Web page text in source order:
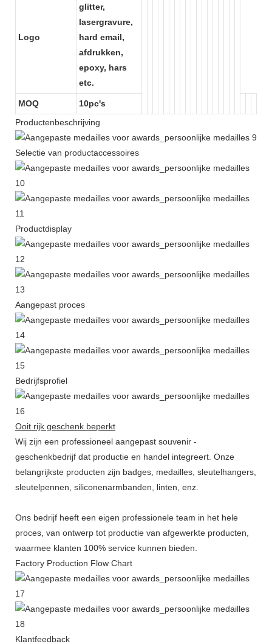
Logo
glitter,
lasergravure,
hard email,
afdrukken,
epoxy, hars
etc.
MOQ
10pc's
Productenbeschrijving
Selectie van productaccessoires
Productdisplay
Aangepast proces
Bedrijfsprofiel
Ooit rijk geschenk beperkt
Wij zijn een professioneel aangepast souvenir -
geschenkbedrijf dat productie en handel integreert. Onze
belangrijkste producten zijn badges, medailles, sleutelhangers,
sleutelpennen, siliconenarmbanden, linten, enz.
Ons bedrijf heeft een eigen professionele team in het hele
proces, van ontwerp tot productie van afgewerkte producten,
waarmee klanten 100% service kunnen bieden.
Factory Production Flow Chart
Klantfeedback